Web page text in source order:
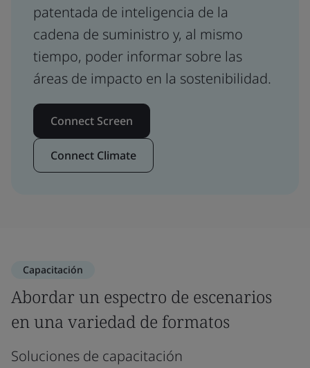
patentada de inteligencia de la
cadena de suministro y, al mismo
tiempo, poder informar sobre las
áreas de impacto en la sostenibilidad.
Connect Screen
Connect Climate
Capacitación
Abordar un espectro de escenarios
en una variedad de formatos
Soluciones de capacitación